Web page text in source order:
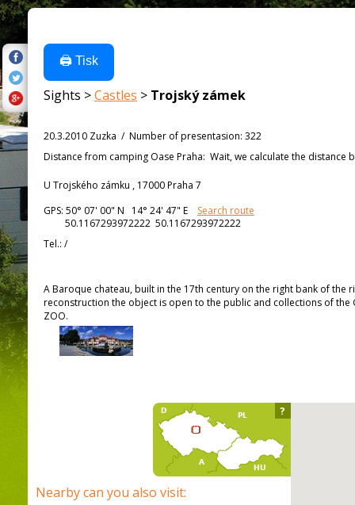
🖨️ Tisk
Sights >Castles > Trojský zámek
20.3.2010 Zuzka / Number of presentasion: 322
Distance from camping Oase Praha: Wait, we calculate the distance
U Trojského zámku , 17000 Praha 7
GPS: 50° 07' 00" N 14° 24' 47" E
Search route
50.1167293972222 50.1167293972222
Tel.: /
A Baroque chateau, built in the 17th century on the right bank of the
reconstruction the object is open to the public and collections of
ZOO.
Nearby can you also visit:
?